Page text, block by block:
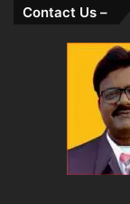
Contact Us –